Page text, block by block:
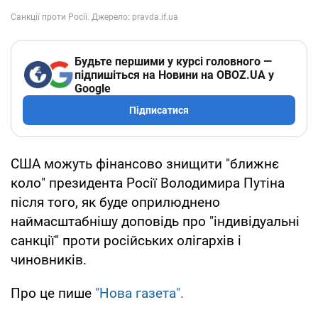
Будьте першими у курсі головного —
підпишіться на Новини на OBOZ.UA у
Google
Підписатися
США можуть фінансово знищити "ближнє
коло" президента Росії Володимира Путіна
після того, як буде оприлюднено
наймасштабнішу доповідь про "індивідуальні
санкції" проти російських олігархів і
чиновників.
Про це пише "Нова газета".